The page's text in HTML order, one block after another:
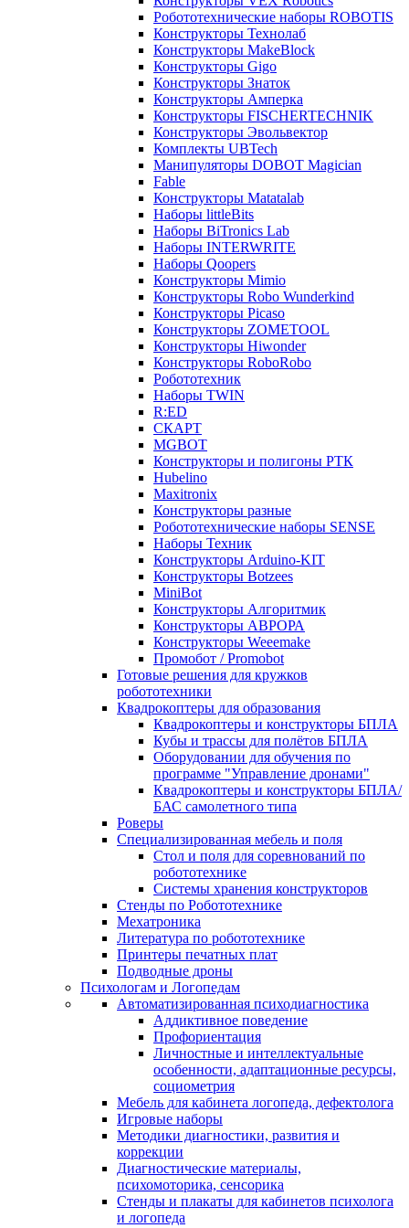
Робототехнические наборы ROBOTIS
Конструкторы Технолаб
Конструкторы MakeBlock
Конструкторы Gigo
Конструкторы Знаток
Конструкторы Амперка
Конструкторы FISCHERTECHNIK
Конструкторы Эвольвектор
Комплекты UBTech
Манипуляторы DOBOT Magician
Fable
Конструкторы Matatalab
Наборы littleBits
Наборы BiTronics Lab
Наборы INTERWRITE
Наборы Qoopers
Конструкторы Mimio
Конструкторы Robo Wunderkind
Конструкторы Picaso
Конструкторы ZOMETOOL
Конструкторы Hiwonder
Конструкторы RoboRobo
Робототехник
Наборы TWIN
R:ED
СКАРТ
MGBOT
Конструкторы и полигоны РТК
Hubelino
Maxitronix
Конструкторы разные
Робототехнические наборы SENSE
Наборы Техник
Конструкторы Arduino-KIT
Конструкторы Botzees
MiniBot
Конструкторы Алгоритмик
Конструкторы АВРОРА
Конструкторы Weeemake
Промобот / Promobot
Готовые решения для кружков
робототехники
Квадрокоптеры для образования
Квадрокоптеры и конструкторы БПЛА
Кубы и трассы для полётов БПЛА
Оборудовании для обучения по
программе "Управление дронами"
Квадрокоптеры и конструкторы БПЛА/
БАС самолетного типа
Роверы
Специализированная мебель и поля
Стол и поля для соревнований по
робототехнике
Системы хранения конструкторов
Стенды по Робототехнике
Мехатроника
Литература по робототехнике
Принтеры печатных плат
Подводные дроны
Психологам и Логопедам
Автоматизированная психодиагностика
Аддиктивное поведение
Профориентация
Личностные и интеллектуальные
особенности, адаптационные ресурсы,
социометрия
Мебель для кабинета логопеда, дефектолога
Игровые наборы
Методики диагностики, развития и
коррекции
Диагностические материалы,
психомоторика, сенсорика
Стенды и плакаты для кабинетов психолога
и логопеда